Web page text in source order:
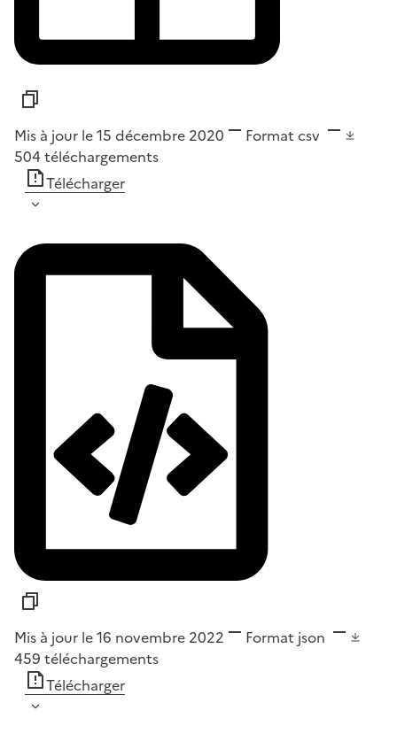
Mis à jour le 15 décembre 2020 Format csv
504 téléchargements
Télécharger
Mis à jour le 16 novembre 2022 Format json
459 téléchargements
Télécharger